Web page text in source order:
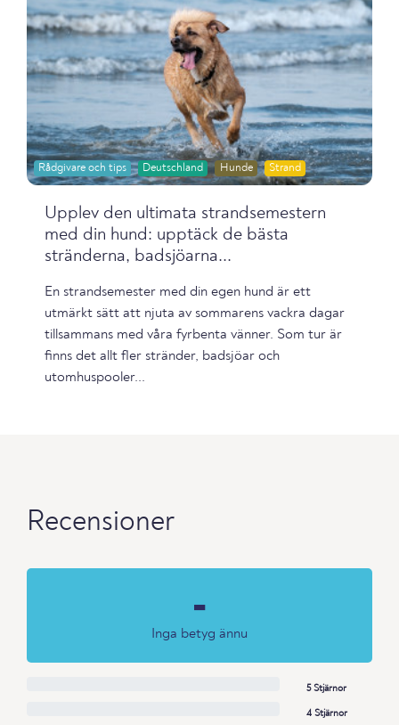
Rådgivare och tips Deutschland Hunde Strand
Upplev den ultimata strandsemestern
med din hund: upptäck de bästa
stränderna, badsjöarna...
En strandsemester med din egen hund är ett
utmärkt sätt att njuta av sommarens vackra dagar
tillsammans med våra fyrbenta vänner. Som tur är
finns det allt fler stränder, badsjöar och
utomhuspooler...
Recensioner
-
Inga betyg ännu
5 Stjärnor
4 Stjärnor